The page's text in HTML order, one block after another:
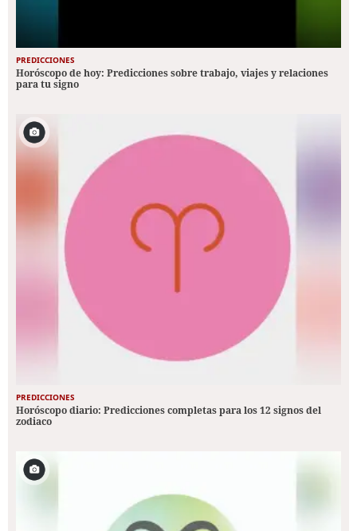
PREDICCIONES
Horóscopo de hoy: Predicciones sobre trabajo, viajes y relaciones
para tu signo
PREDICCIONES
Horóscopo diario: Predicciones completas para los 12 signos del
zodiaco